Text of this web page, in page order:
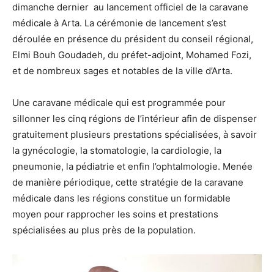
dimanche dernier au lancement officiel de la caravane
médicale à Arta. La cérémonie de lancement s’est
déroulée en présence du président du conseil régional,
Elmi Bouh Goudadeh, du préfet-adjoint, Mohamed Fozi,
et de nombreux sages et notables de la ville d’Arta.
Une caravane médicale qui est programmée pour
sillonner les cinq régions de l’intérieur afin de dispenser
gratuitement plusieurs prestations spécialisées, à savoir
la gynécologie, la stomatologie, la cardiologie, la
pneumonie, la pédiatrie et enfin l’ophtalmologie. Menée
de manière périodique, cette stratégie de la caravane
médicale dans les régions constitue un formidable
moyen pour rapprocher les soins et prestations
spécialisées au plus près de la population.